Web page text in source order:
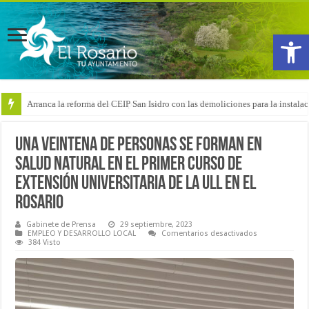
Abrir
Arranca la reforma del CEIP San Isidro con las demoliciones para la
Una veintena de personas se forman en
salud natural en el primer Curso de
Extensión Universitaria de la ULL en El
Rosario
Gabinete de Prensa
29 septiembre, 2023
EMPLEO Y DESARROLLO LOCAL
Comentarios desactivados
de
personas
se
forman
en
salud
384 Visto